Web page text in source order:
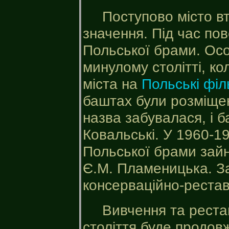
Поступово місто
значення. Під час
Польської брами.
минулому столітті,
міста на Польські
баштах були
назва забувалася, і
Ковальські. У 1960-
Польської брами
Є.М. Пламеницька. За
консерваційно-
Вивчення та